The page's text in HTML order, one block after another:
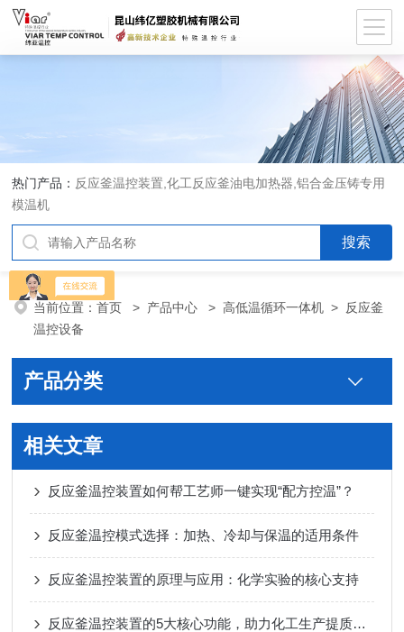
热门产品： 反应釜温控装置,化工反应釜油电加热器,铝合金压铸专用
模温机
当前位置：首页 > 产品中心 >高低温循环一体机 > 反应釜
温控设备
产品分类
相关文章
反应釜温控装置如何帮工艺师一键实现“配方控温”？
反应釜温控模式选择：加热、冷却与保温的适用条件
反应釜温控装置的原理与应用：化学实验的核心支持
反应釜温控装置的5大核心功能，助力化工生产提质增效